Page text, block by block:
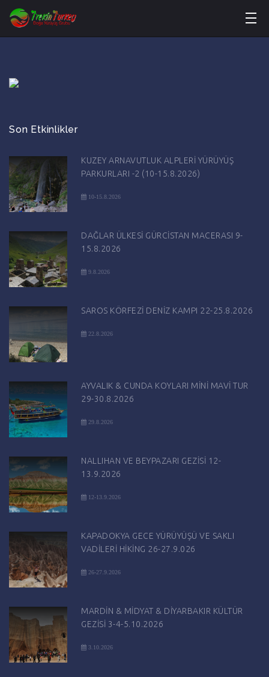
Son Etkinlikler
KUZEY ARNAVUTLUK ALPLERİ YÜRÜYÜŞ
PARKURLARI -2 (10-15.8.2026)
10-15.8.2026
DAĞLAR ÜLKESİ GÜRCİSTAN MACERASI 9-
15.8.2026
9.8.2026
SAROS KÖRFEZİ DENİZ KAMPI 22-25.8.2026
22.8.2026
AYVALIK & CUNDA KOYLARI MİNİ MAVİ TUR
29-30.8.2026
29.8.2026
NALLIHAN VE BEYPAZARI GEZİSİ 12-
13.9.2026
12-13.9.2026
KAPADOKYA GECE YÜRÜYÜŞÜ VE SAKLI
VADİLERİ HİKİNG 26-27.9.026
26-27.9.2026
MARDİN & MİDYAT & DİYARBAKIR KÜLTÜR
GEZİSİ 3-4-5.10.2026
3.10.2026